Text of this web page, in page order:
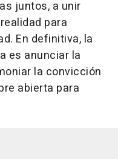
juntos, a unir
para
En definitiva, la
es anunciar la
la convicción
abierta para